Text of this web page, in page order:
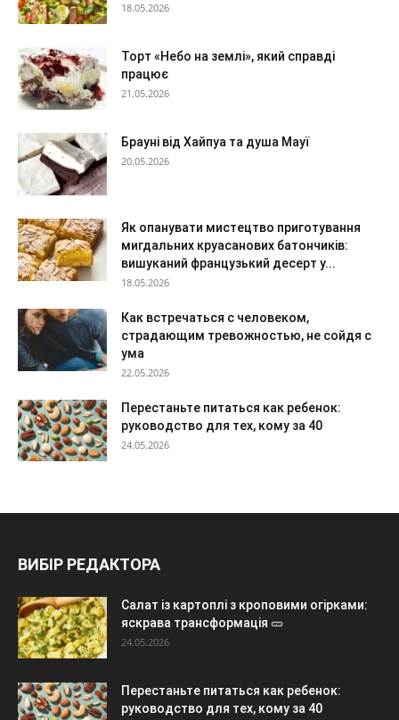
18.05.2026
Торт «Небо на землі», який справді
працює
21.05.2026
Брауні від Хайпуа та душа Мауї
20.05.2026
Як опанувати мистецтво приготування
мигдальних круасанових батончиків:
вишуканий французький десерт у...
18.05.2026
Как встречаться с человеком,
страдающим тревожностью, не сойдя с
ума
22.05.2026
Перестаньте питаться как ребенок:
руководство для тех, кому за 40
24.05.2026
ВИБІР РЕДАКТОРА
Салат із картоплі з кроповими огірками:
яскрава трансформація 🥒
24.05.2026
Перестаньте питаться как ребенок:
руководство для тех, кому за 40